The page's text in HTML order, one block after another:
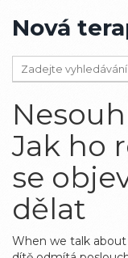
Nová
Jak ho
se
dělat
When we talk about